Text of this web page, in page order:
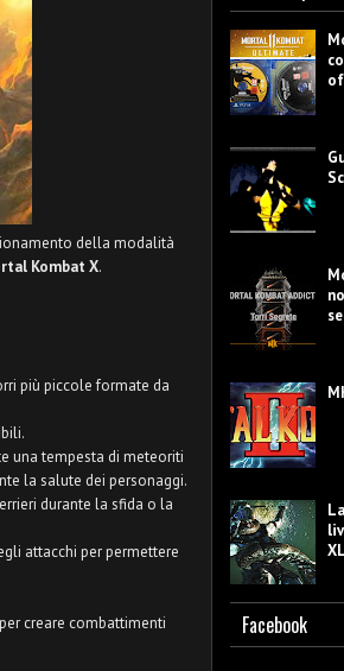
della modalità
Kombat X.
più piccole formate da
una tempesta di meteoriti
la salute dei personaggi.
durante la sfida o la
attacchi per permettere
creare combattimenti
Facebook